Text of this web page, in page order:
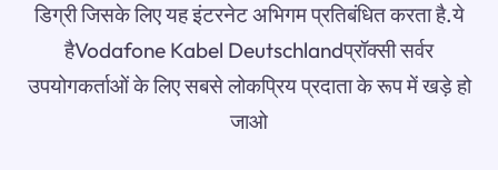
डिग्री जिसके लिए यह इंटरनेट अभिगम प्रतिबंधित करता है.ये
हैVodafone Kabel Deutschlandप्रॉक्सी सर्वर
उपयोगकर्ताओं के लिए सबसे लोकप्रिय प्रदाता के रूप में खड़े हो
जाओ